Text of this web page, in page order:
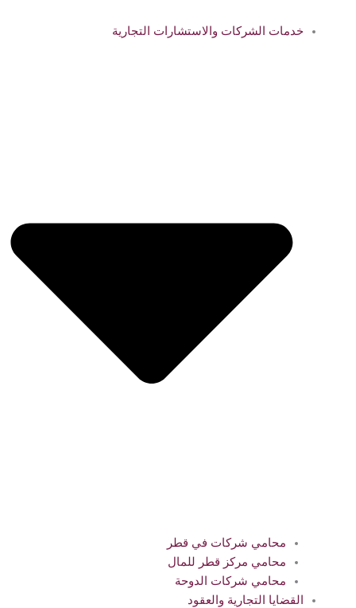
خدمات الشركات والاستشارات التجارية
محامي شركات في قطر
محامي مركز قطر للمال
محامي شركات الدوحة
القضايا التجارية والعقود